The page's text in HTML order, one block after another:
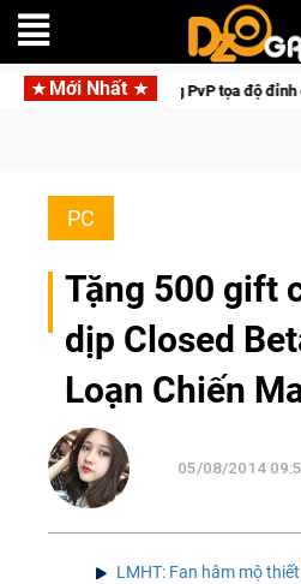
Mới Nhất
bắn súng PvP tọa độ đỉnh cao đưa
PC
Tặng 500 gift
dịp Closed
Loạn Chiến
05/08/2014
LMHT: Fan hâm mộ